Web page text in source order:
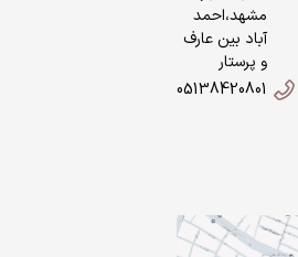
مشهد،احمد
آباد بین عارف
و پرستار
05138420801